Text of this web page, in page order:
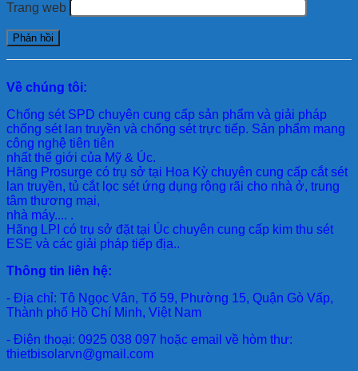
Trang web
Về chúng tôi:
Chống sét SPD chuyên cung cấp sản phẩm và giải pháp
chống sét lan truyền và chống sét trực tiếp. Sản phẩm mang
công nghệ tiên tiên
nhất thế giới của Mỹ & Úc.
Hãng Prosurge có trụ sở tại Hoa Kỳ chuyên cung cấp cắt sét
lan truyền, tủ cắt lọc sét ứng dụng rộng rãi cho nhà ở, trung
tâm thương mại,
nhà máy.... .
Hãng LPI có trụ sở đặt tại Úc chuyên cung cấp kim thu sét
ESE và các giải pháp tiếp địa..
Thông tin liên hệ:
- Địa chỉ: Tô Ngọc Vân, Tổ 59, Phường 15, Quận Gò Vấp,
Thành phố Hồ Chí Minh, Việt Nam
- Điện thoại: 0925 038 097 hoặc email về hòm thư:
thietbisolarvn@gmail.com